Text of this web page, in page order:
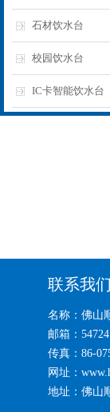
石材饮水台
校园饮水台
IC卡智能饮水台
联系我们
名称：佛山
邮箱：
传真：86-
网址：
地址：佛山